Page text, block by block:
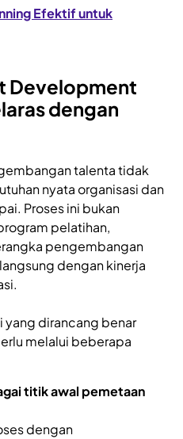
Efektif untuk
Development
dengan
talenta tidak
nyata organisasi dan
Proses ini bukan
pelatihan,
pengembangan
dengan kinerja
yang dirancang benar
melalui beberapa
titik awal pemetaan
dengan